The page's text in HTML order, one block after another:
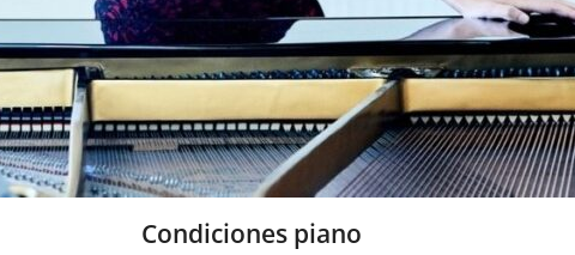
Condiciones piano